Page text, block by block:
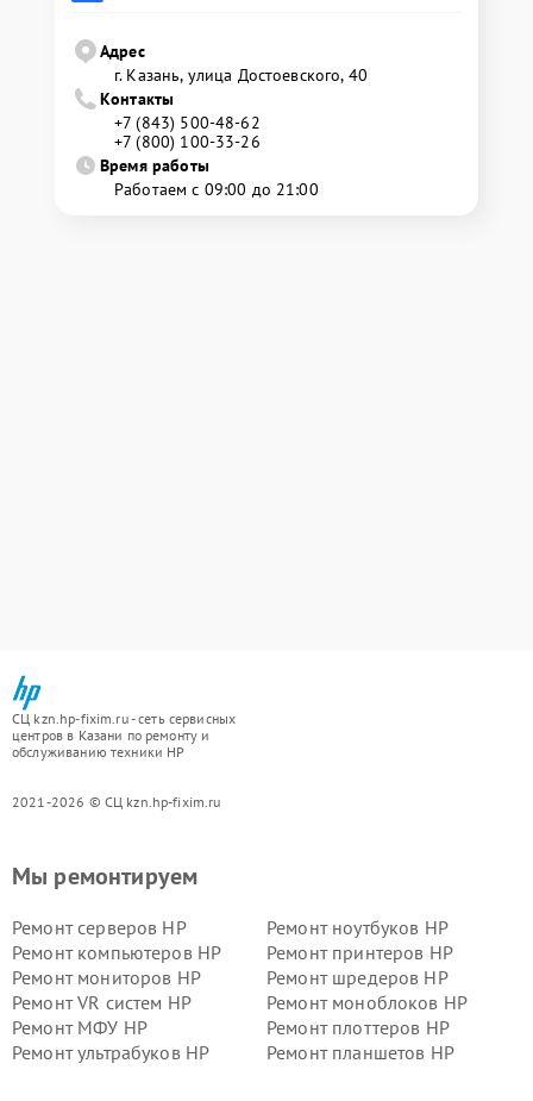
Адрес
г. Казань, улица Достоевского, 40
Контакты
+7 (843) 500-48-62
+7 (800) 100-33-26
Время работы
Работаем с 09:00 до 21:00
СЦ kzn.hp-fixim.ru - сеть сервисных
центров в Казани по ремонту и
обслуживанию техники HP
2021-2026 © СЦ kzn.hp-fixim.ru
Мы ремонтируем
Ремонт серверов HP
Ремонт ноутбуков HP
Ремонт компьютеров HP
Ремонт принтеров HP
Ремонт мониторов HP
Ремонт шредеров HP
Ремонт VR систем HP
Ремонт моноблоков HP
Ремонт МФУ HP
Ремонт плоттеров HP
Ремонт ультрабуков HP
Ремонт планшетов HP